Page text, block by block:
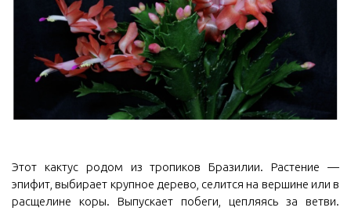
Этот кактус родом из тропиков Бразилии. Растение —
эпифит, выбирает крупное дерево, селится на вершине или в
расщелине коры. Выпускает побеги, цепляясь за ветви.